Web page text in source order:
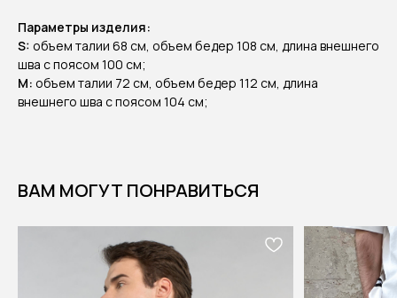
Параметры изделия:
S: объем талии 68 см, объем бедер 108 см, длина внешнего
шва с поясом 100 см;
М: объем талии 72 см, объем бедер 112 см, длина
внешнего шва с поясом 104 см;
ВАМ МОГУТ ПОНРАВИТЬСЯ